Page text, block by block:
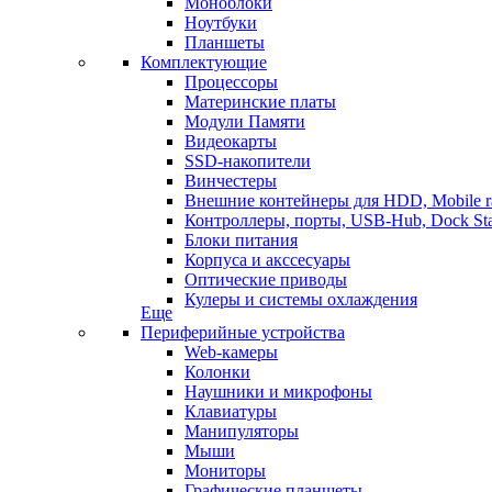
Ноутбуки
Планшеты
Комплектующие
Процессоры
Материнские платы
Модули Памяти
Видеокарты
SSD-накопители
Винчестеры
Внешние контейнеры для HDD, Mobile
Контроллеры, порты, USB-Hub, Dock
Блоки питания
Корпуса и акссесуары
Оптические приводы
Кулеры и системы охлаждения
Еще
Периферийные устройства
Web-камеры
Колонки
Наушники и микрофоны
Клавиатуры
Манипуляторы
Мыши
Мониторы